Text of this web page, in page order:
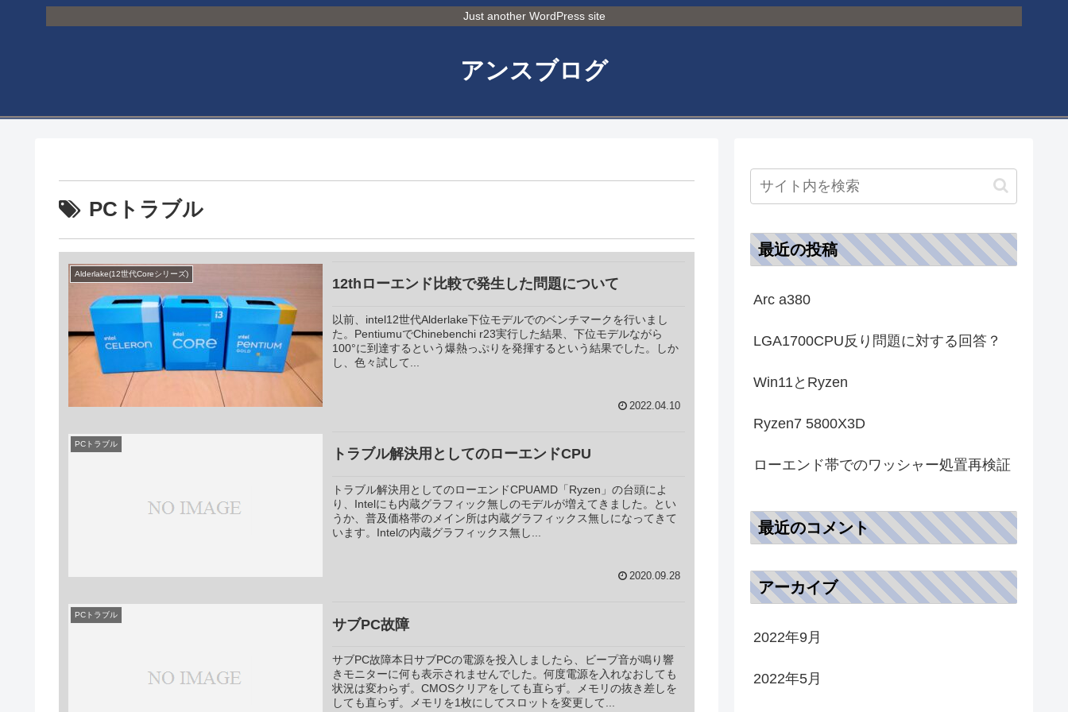
Just another WordPress site
アンスブログ
PCトラブル
Alderlake(12世代Coreシリーズ)
12thローエンド比較で発生した問題について
以前、intel12世代Alderlake下位モデルでのベンチマークを行いまし
た。PentiumuでChinebenchi r23実行した結果、下位モデルながら
100°に到達するという爆熱っぷりを発揮するという結果でした。しか
し、色々試して...
2022.04.10
PCトラブル
トラブル解決用としてのローエンドCPU
トラブル解決用としてのローエンドCPUAMD「Ryzen」の台頭によ
り、Intelにも内蔵グラフィック無しのモデルが増えてきました。とい
うか、普及価格帯のメイン所は内蔵グラフィックス無しになってきて
います。Intelの内蔵グラフィックス無し...
2020.09.28
PCトラブル
サブPC故障
サブPC故障本日サブPCの電源を投入しましたら、ビープ音が鳴り響
きモニターに何も表示されませんでした。何度電源を入れなおしても
状況は変わらず。CMOSクリアをしても直らず。メモリの抜き差しを
しても直らず。メモリを1枚にしてスロットを変更して...
最近の投稿
Arc a380
LGA1700CPU反り問題に対する回答？
Win11とRyzen
Ryzen7 5800X3D
ローエンド帯でのワッシャー処置再検証
最近のコメント
アーカイブ
2022年9月
2022年5月